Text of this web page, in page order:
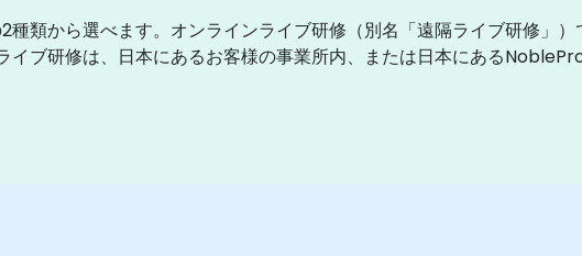
類から選べます。オンラインライブ研修（別名「遠隔ライブ研修」）
イブ研修は、日本にあるお客様の事業所内、または日本にある